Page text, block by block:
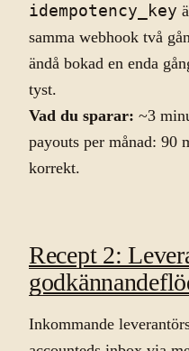
idempotency_key
samma webhook två
ändå bokad en enda
tyst.
Vad du sparar: ~3
payouts per månad: 90
korrekt.
Recept 2:
Inkommande